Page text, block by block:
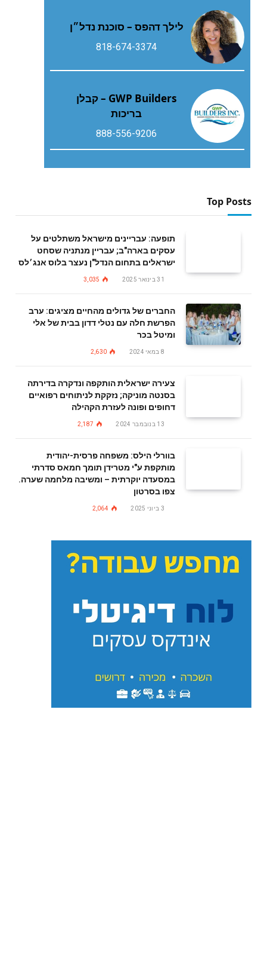
לילך דהפס – סוכנת נדל״ן
818-674-3374
GWP Builders – קבלן
בריכות
888-556-9206
Top Posts
תופעה: עבריינים מישראל משתלטים על
עסקים בארה"ב; עבריין מנתניה שסחט
ישראלים בתחום הנדל"ן נעצר בלוס אנג׳לס
31 בינואר 2025 3,035
החברים של גדולים מהחיים מציגים: ערב
הפרשת חלה עם נטלי דדון בבית של אלי
ומיטל בכר
8 במאי 2024 2,630
צעירה ישראלית הותקפה ונדקרה בדירתה
בסנטה מוניקה; נזקקת לניתוחים רפואיים
דחופים ופונה לעזרת הקהילה
13 בנובמבר 2024 2,187
בוורלי הילס: משפחה פרסית-יהודית
מותקפת ע"י מטרידן תומך חמאס סדרתי
במסעדה יוקרתית – ומשיבה מלחמה שערה.
צפו בסרטון
3 ביוני 2025 2,064